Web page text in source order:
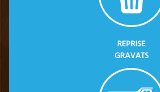
REPRISE
GRAVATS